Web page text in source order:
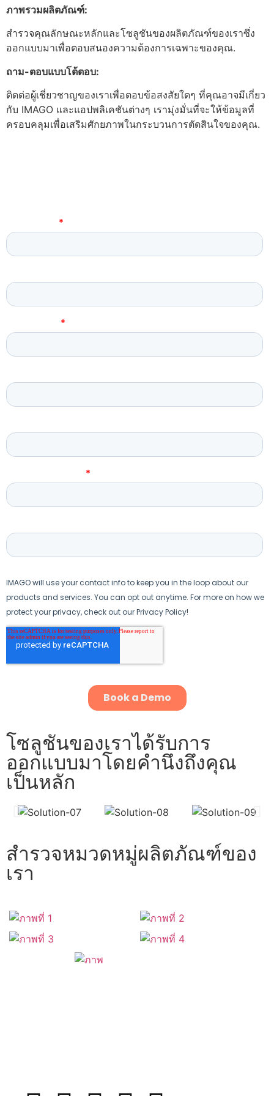
ภาพรวมผลิตภัณฑ์:
สำรวจคุณลักษณะหลักและโซลูชันของผลิตภัณฑ์ของเราซึ่ง
ออกแบบมาเพื่อตอบสนองความต้องการเฉพาะของคุณ.
ถาม-ตอบแบบโต้ตอบ:
ติดต่อผู้เชี่ยวชาญของเราเพื่อตอบข้อสงสัยใดๆ ที่คุณอาจมีเกี่ยว
กับ IMAGO และแอปพลิเคชันต่างๆ เรามุ่งมั่นที่จะให้ข้อมูลที่
ครอบคลุมเพื่อเสริมศักยภาพในกระบวนการตัดสินใจของคุณ.
โซลูชันของเราได้รับการ
ออกแบบมาโดยคำนึงถึงคุณ
เป็นหลัก
สำรวจหมวดหมู่ผลิตภัณฑ์ของ
เรา